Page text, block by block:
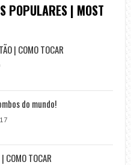
POPULARES | MOST
| COMO TOCAR
do mundo!
COMO TOCAR